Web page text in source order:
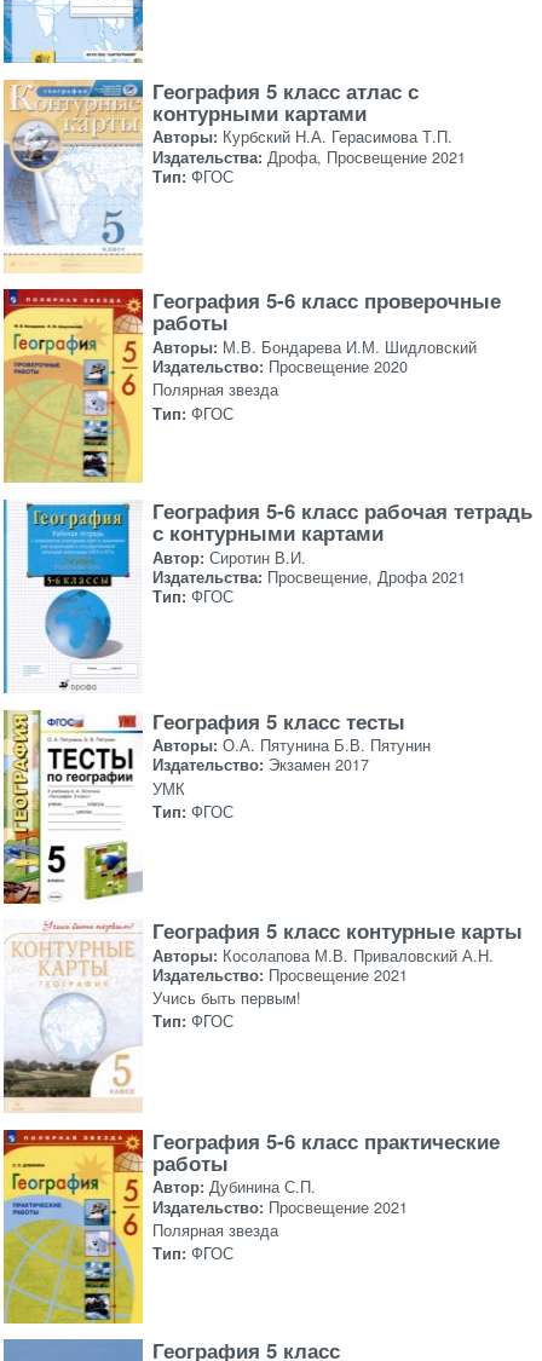
География 5 класс атлас с
контурными картами
Авторы: Курбский Н.А. Герасимова Т.П.
Издательства: Дрофа, Просвещение 2021
Тип: ФГОС
География 5-6 класс проверочные
работы
Авторы: М.В. Бондарева И.М. Шидловский
Издательство: Просвещение 2020
Полярная звезда
Тип: ФГОС
География 5-6 класс рабочая тетрадь
с контурными картами
Автор: Сиротин В.И.
Издательства: Просвещение, Дрофа 2021
Тип: ФГОС
География 5 класс тесты
Авторы: О.А. Пятунина Б.В. Пятунин
Издательство: Экзамен 2017
УМК
Тип: ФГОС
География 5 класс контурные карты
Авторы: Косолапова М.В. Приваловский А.Н.
Издательство: Просвещение 2021
Учись быть первым!
Тип: ФГОС
География 5-6 класс практические
работы
Автор: Дубинина С.П.
Издательство: Просвещение 2021
Полярная звезда
Тип: ФГОС
География 5 класс